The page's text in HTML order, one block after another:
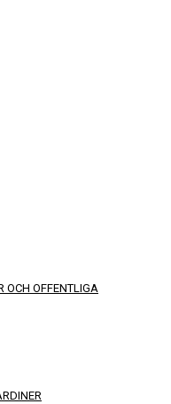
OCH OFFENTLIGA